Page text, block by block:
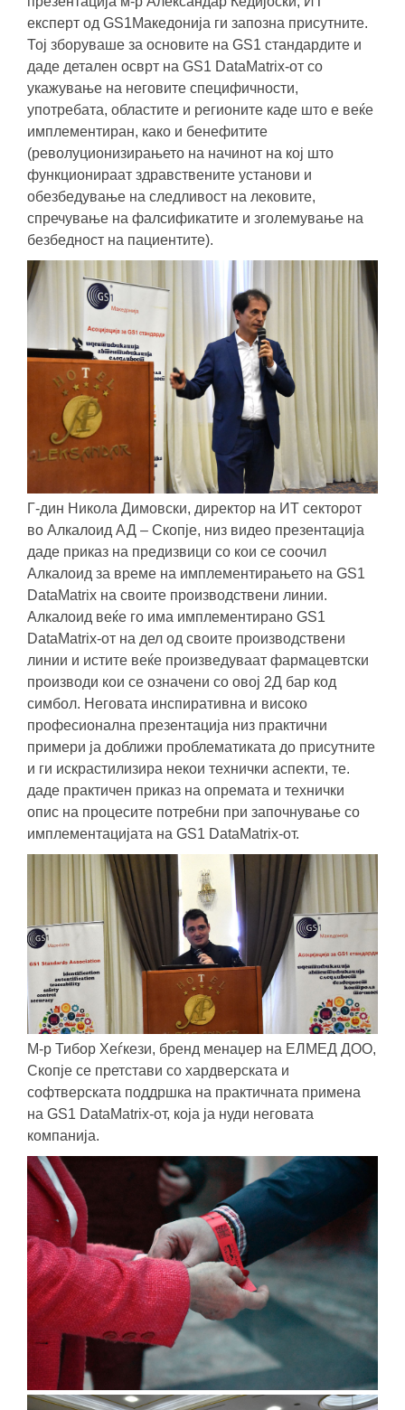
експерт од GS1Македонија ги запозна присутните.
Тој зборуваше за основите на GS1 стандардите и
даде детален осврт на GS1 DataMatrix-от со
укажување на неговите специфичности,
употребата, областите и регионите каде што е веќе
имплементиран, како и бенефитите
(револуционизирањето на начинот на кој што
функционираат здравствените установи и
обезбедување на следливост на лековите,
спречување на фалсификатите и зголемување на
безбедност на пациентите).
Г-дин Никола Димовски, директор на ИТ секторот
во Алкалоид АД – Скопје, низ видео презентација
даде приказ на предизвици со кои се соочил
Алкалоид за време на имплементирањето на GS1
DataMatrix на своите производствени линии.
Алкалоид веќе го има имплементирано GS1
DataMatrix-от на дел од своите производствени
линии и истите веќе произведуваат фармацевтски
производи кои се означени со овој 2Д бар код
симбол. Неговата инспиративна и високо
професионална презентација низ практични
примери ја доближи проблематиката до присутните
и ги искрастилизира некои технички аспекти, те.
даде практичен приказ на опремата и технички
опис на процесите потребни при започнување со
имплементацијата на GS1 DataMatrix-от.
М-р Тибор Хеѓкези, бренд менаџер на ЕЛМЕД ДОО,
Скопје се претстави со хардверската и
софтверската поддршка на практичната примена
на GS1 DataMatrix-от, која ја нуди неговата
компанија.